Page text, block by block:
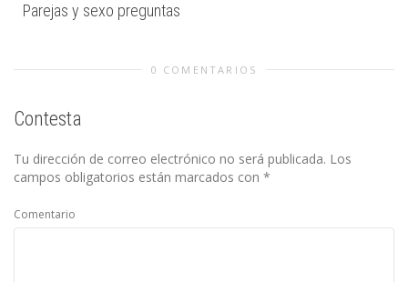
Parejas y sexo preguntas
0 COMENTARIOS
Contesta
Tu dirección de correo electrónico no será publicada. Los
campos obligatorios están marcados con *
Comentario